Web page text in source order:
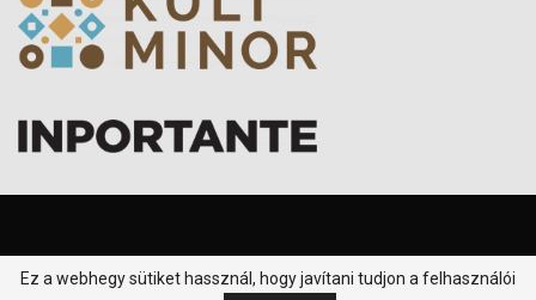
© 2016-2026 - Klikk P.T. - Minden jog fenntartva.
Ez a webhegy sütiket hassznál, hogy javítani tudjon a felhasználói